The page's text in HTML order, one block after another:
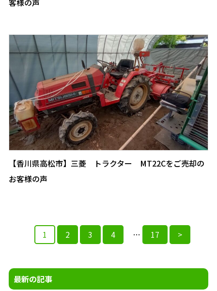
客様の声
【香川県高松市】三菱 トラクター MT22Cをご売却の
お客様の声
の
1 2 3 4 … 17 >
最新の記事